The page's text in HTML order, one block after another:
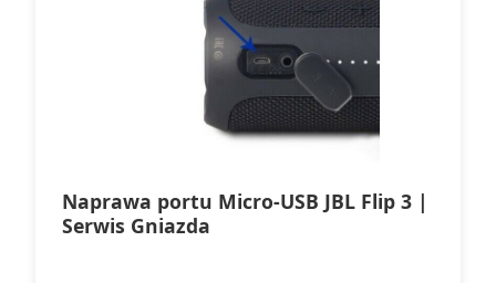
Naprawa portu Micro-USB JBL Flip 3 |
Serwis Gniazda